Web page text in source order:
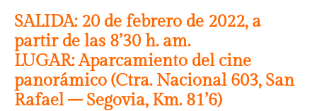
SALIDA: 20 de febrero de 2022, a
partir de las 8’30 h. am.
LUGAR: Aparcamiento del cine
panorámico (Ctra. Nacional 603, San
Rafael – Segovia, Km. 81’6)